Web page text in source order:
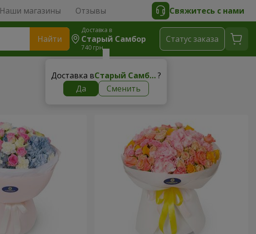
Наши магазины Отзывы Свяжитесь с нами
Найти
Доставка в
Старый Самбор
740 грн
Доставка в Старый Самбор?
Да
Сменить
Cтатус заказа